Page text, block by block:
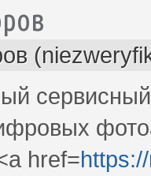
href=